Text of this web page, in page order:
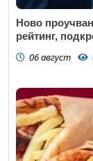
Ново
рейтинг,
06 август